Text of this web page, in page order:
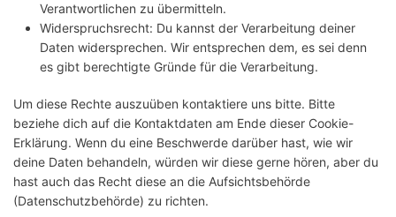
Verantwortlichen zu übermitteln.
Widerspruchsrecht: Du kannst der Verarbeitung deiner
Daten widersprechen. Wir entsprechen dem, es sei denn
es gibt berechtigte Gründe für die Verarbeitung.
Um diese Rechte auszuüben kontaktiere uns bitte. Bitte
beziehe dich auf die Kontaktdaten am Ende dieser Cookie-
Erklärung. Wenn du eine Beschwerde darüber hast, wie wir
deine Daten behandeln, würden wir diese gerne hören, aber du
hast auch das Recht diese an die Aufsichtsbehörde
(Datenschutzbehörde) zu richten.